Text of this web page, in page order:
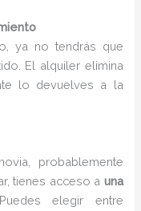
ya no tendrás que
El alquiler elimina
lo devuelves a la
probablemente
tienes acceso a una
elegir entre